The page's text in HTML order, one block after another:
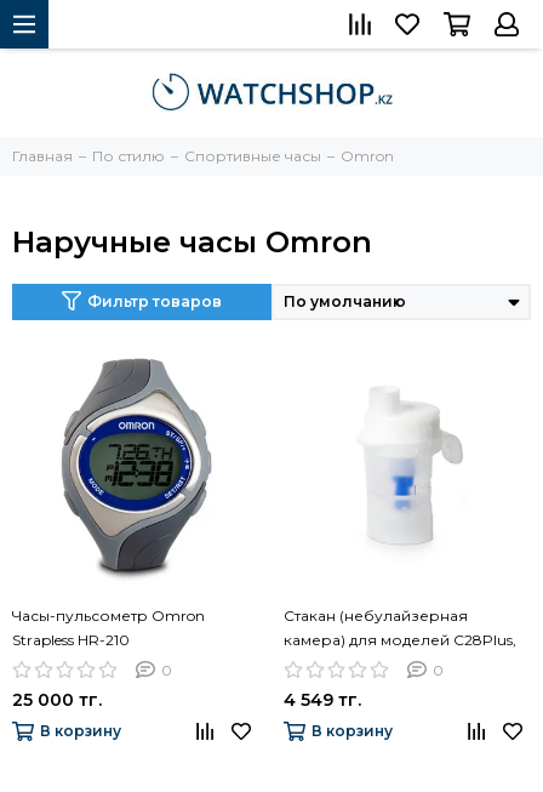
Главная По стилю Спортивные часы Omron
Наручные часы Omron
Фильтр товаров
Часы-пульсометр Omron
Strapless HR-210
0
25 000 тг.
В корзину
Стакан (небулайзерная
камера) для моделей C28Plus,
C24/C801KD (9515573-6)
0
4 549 тг.
В корзину